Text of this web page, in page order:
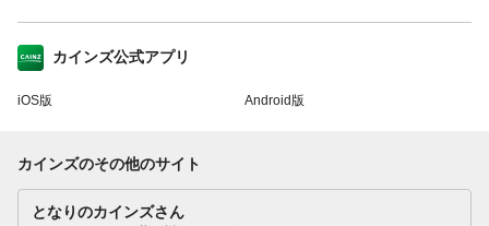
カインズ公式アプリ
iOS版 Android版
カインズのその他のサイト
となりのカインズさん